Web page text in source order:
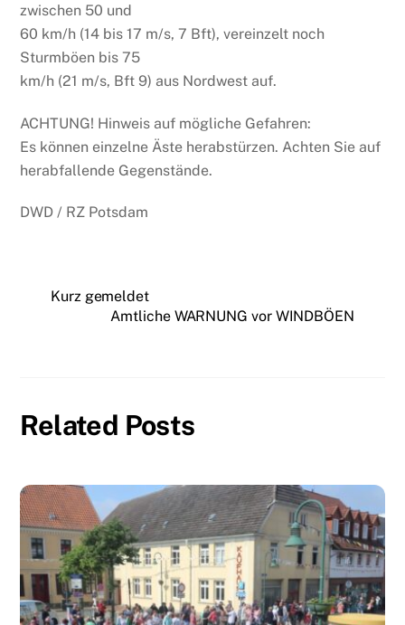
zwischen 50 und
60 km/h (14 bis 17 m/s, 7 Bft), vereinzelt noch
Sturmböen bis 75
km/h (21 m/s, Bft 9) aus Nordwest auf.
ACHTUNG! Hinweis auf mögliche Gefahren:
Es können einzelne Äste herabstürzen. Achten Sie auf
herabfallende Gegenstände.
DWD / RZ Potsdam
Kurz gemeldet
Amtliche WARNUNG vor WINDBÖEN
Related Posts